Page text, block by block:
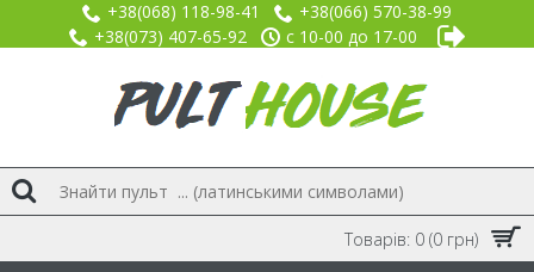
+38(068) 118-98-41
+38(066) 570-38-99
+38(073) 407-65-92
с 10-00 до 17-00
Товарів: 0 (0 грн)